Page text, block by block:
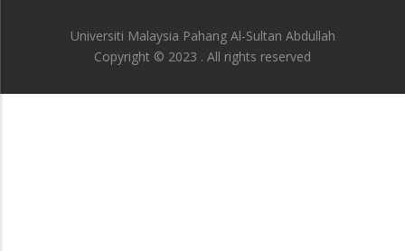
Universiti Malaysia Pahang Al-Sultan Abdullah
Copyright © 2023 . All rights reserved